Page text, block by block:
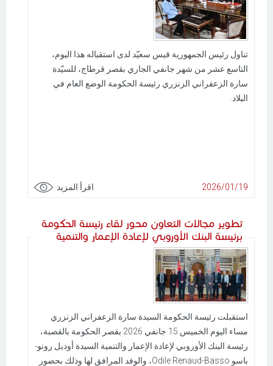
تناول رئيس الجمهورية قيس سعيّد لدى استقباله هذا اليوم،
التاسع عشر من شهر جانفي الجاري بقصر قرطاج، للسيّدة
سارة الزعفراني الزنزري رئيسة الحكومة الوضع العام في
البلاد.
2026/01/19 اقرأ المزيد
تطوير مجالات التعاون محور لقاء رئيسة الحكومة
برئيسة البنك الأوروبي لإعادة الإعمار والتنمية
استقبلت رئيسة الحكومة السيدة سارة الزعفراني الزنزري
مساء اليوم الخميس 15 جانفي 2026 بقصر الحكومة بالقصبة،
رئيسة البنك الأوروبي لإعادة الإعمار والتنمية السيدة أوديل رونو-
باسو Odile Renaud-Basso، والوفد المرافق لها وذلك بحضور